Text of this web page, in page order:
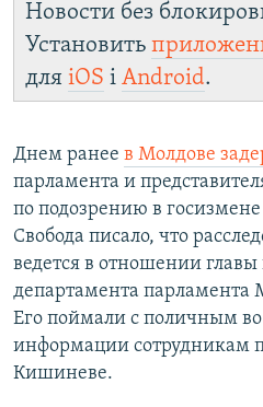
Новости без
Установить
для iOS і Android.
Днем ранее в Молдове
парламента и
по подозрению в
Свобода писало, что
ведется в отношении
департамента парламента
Его поймали с поличным
информации сотрудникам
Кишиневе.